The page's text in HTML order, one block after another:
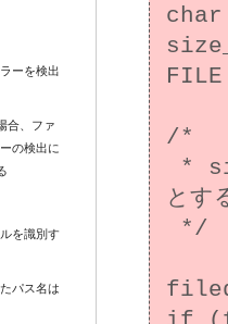
/*
とす
ーを検出
合、ファ
の検出に
を識別す
パス名は